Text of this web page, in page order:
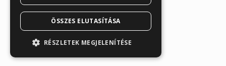
ÖSSZES ELUTASÍTÁSA
RÉSZLETEK MEGJELENÍTÉSE